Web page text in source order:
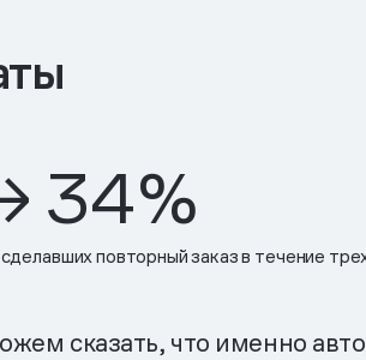
34%
повторный заказ в течение
сказать, что именно